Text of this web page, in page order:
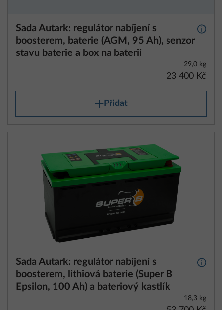
Sada Autark: regulátor nabíjení s
boosterem, baterie (AGM, 95 Ah), senzor
stavu baterie a box na baterii
Další
29,0 kg
23 400 Kč
Přidat
Sada Autark: regulátor nabíjení s
boosterem, lithiová baterie (Super B
Epsilon, 100 Ah) a bateriový kastlík
Další
18,3 kg